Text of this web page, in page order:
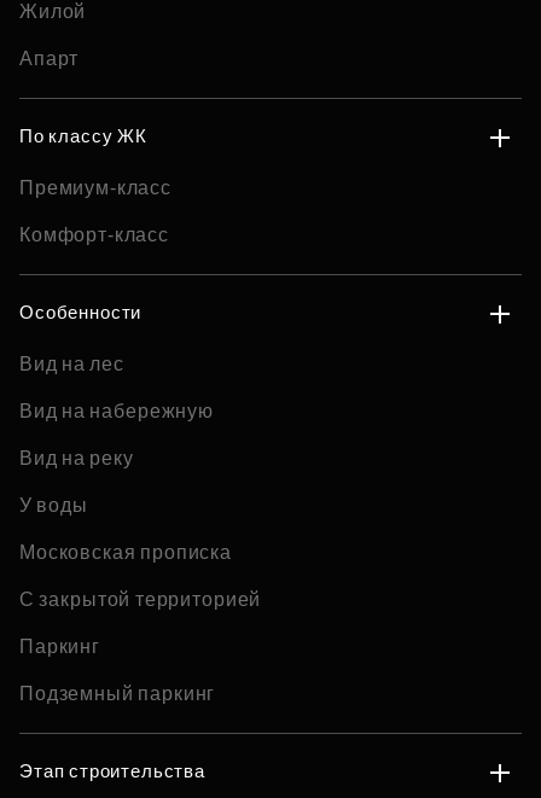
Жилой
Апарт
По классу ЖК
Премиум-класс
Комфорт-класс
Особенности
Вид на лес
Вид на набережную
Вид на реку
У воды
Московская прописка
С закрытой территорией
Паркинг
Подземный паркинг
Этап строительства